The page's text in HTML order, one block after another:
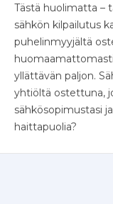
Tästä huolimatta –
sähkön kilpailutus
puhelinmyyjältä
yllättävän paljon.
yhtiöltä ostettuna,
sähkösopimustasi
haittapuolia?